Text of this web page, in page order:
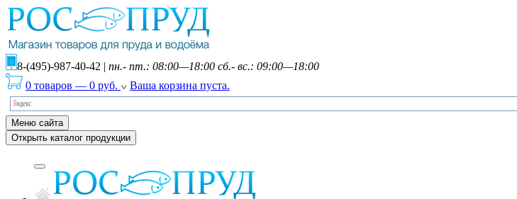
8-(495)-987-40-42 | пн.- пт.: 08:00—18:00 сб.- вс.: 09:00—18:00
0 товаров — 0 руб. Ваша корзина пуста.
Меню сайта
Открыть каталог продукции